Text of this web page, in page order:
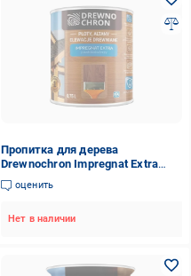
Пропитка для дерева
Drewnochron Impregnat Extra
0,75 л Белый (2790671812)
оценить
Нет в наличии